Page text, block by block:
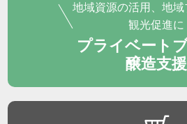
地域資源の活用、地域
観光促進に
プライベート
醸造支援